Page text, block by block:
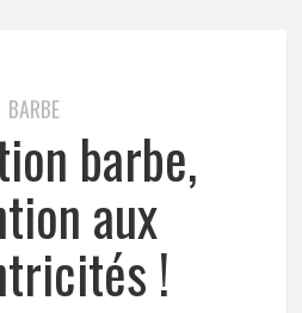
BARBE
barbe,
aux
!